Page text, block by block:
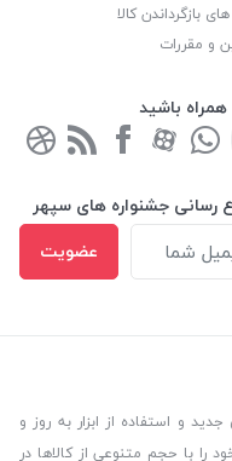
بازگرداندن کالا
و مقررات
همراه باشید
رسانی جشنواره های سپهر
عضویت
و استفاده از ابزار به روز و
را با حجم متنوعی از کالاها در